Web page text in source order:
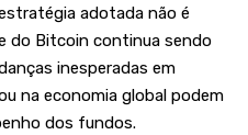
adotada não é
do Bitcoin continua sendo
inesperadas em
na economia global podem
dos fundos.